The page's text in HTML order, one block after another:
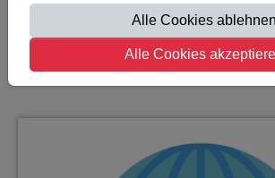
Alle Cookies ablehnen
Alle Cookies